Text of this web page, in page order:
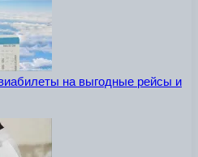
на выгодные рейсы и